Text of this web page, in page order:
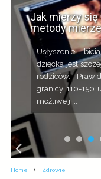
Jak mierzy się
metody
Usłyszenie
dziecka jest
rodziców.
granicy 110-150
możliwe j ...
Home Zdrowie